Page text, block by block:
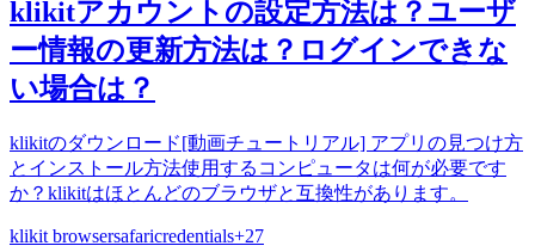
klikitアカウントの設定方法は？ユーザ
ー情報の更新方法は？ログインできな
い場合は？
klikitのダウンロード[動画チュートリアル] アプリの見つけ方
とインストール方法使用するコンピュータは何が必要です
か？klikitはほとんどのブラウザと互換性があります。
klikit browsersafaricredentials+27